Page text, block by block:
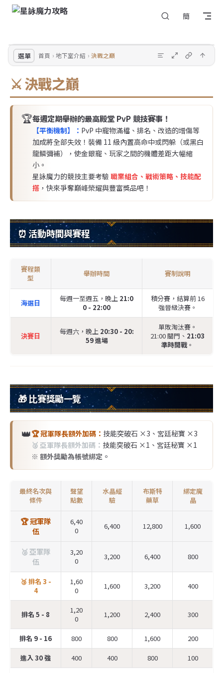
Skip to content 簡
回
選單 首頁 地下室介紹 決戰之巔
⚔️ 決戰之巔
🏆每週定期舉辦的最高殿堂 PvP 競技賽事！
【平衡機制】： PvP 中寵物滿檔、排名、改造的增傷等
加成將全部失效！裝備 11 級內置高命中或閃躲（或黑白
龍鱗彌補），使金銀寵、玩家之間的機體差距大幅縮
小。
星詠魔力的競技主要考驗 職業組合、戰術策略、技能配
搭 ，快來爭奪巔峰榮耀與豐富獎品吧！
⏰ 活動時間與賽程
賽程類
型
舉辦時間 賽制說明
海選日 每週一至週五，晚上 21:0
0 - 22:00
積分賽，結算前 16
強晉級決賽。
決賽日 每週六，晚上 20:30 - 20:
59 進場
單敗淘汰賽。
21:00 關門、 21:03
準時開戰 。
🎁 比賽獎勵一覽
👑🏆 冠軍隊長額外加碼： 技能突破石 ×3、宮廷秘寶 ×3
🥈 亞軍隊長額外加碼： 技能突破石 ×1、宮廷秘寶 ×1
※ 額外獎勵為帳號綁定。
最終名次與
條件
聲望
點數
水晶經
驗
布斯特
藥草
綁定魔
晶
🏆 冠軍隊
伍
6,40
0
6,400 12,800 1,600
🥈 亞軍隊
伍
3,20
0
3,200 6,400 800
🥉 排名 3 -
4
1,60
0
1,600 3,200 400
排名 5 - 8
1,20
0
1,200 2,400 300
排名 9 - 16 800 800 1,600 200
進入 30 強 400 400 800 100